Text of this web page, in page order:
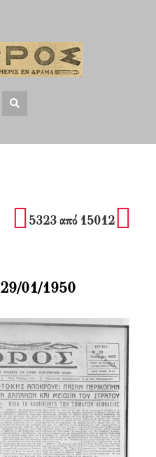
5323 από 15012
29/01/1950